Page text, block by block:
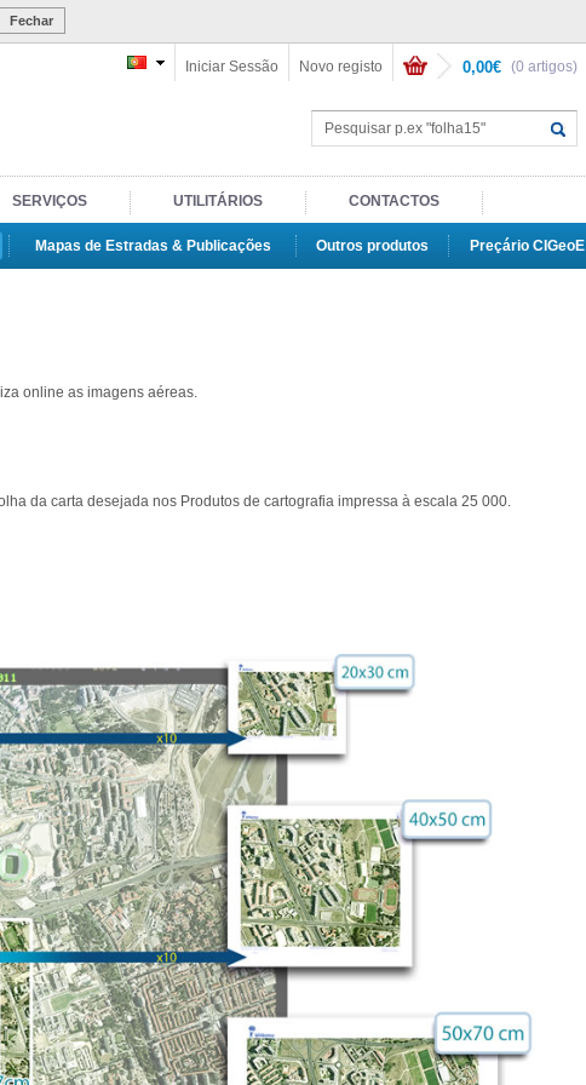
Fechar
(0 artigos)
0,00€
Novo registo
Iniciar Sessão
SERVIÇOS UTILITÁRIOS CONTACTOS
Mapas de Estradas & Publicações Outros produtos Preçário CIGeoE
online as imagens aéreas.
da carta desejada nos Produtos de cartografia impressa à escala 25 000.